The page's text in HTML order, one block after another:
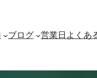
ブログ 営業日 よくあ